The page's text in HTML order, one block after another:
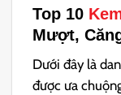
Top 10
Mượt,
Dưới đây là
được ưa